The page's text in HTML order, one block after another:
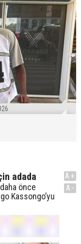
adada
önce
Kassongo’yu
A+
A-